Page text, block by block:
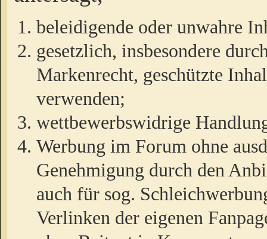
beleidigende oder unwahre
gesetzlich, insbesondere
Markenrecht, geschützte
verwenden;
wettbewerbswidrige
Werbung im Forum ohne
Genehmigung durch den
auch für sog.
Verlinken der eigenen